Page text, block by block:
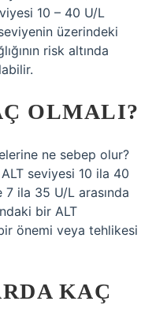
10 – 40 U/L
üzerindeki
risk altında
OLMALI?
ne sebep olur?
seviyesi 10 ila 40
7 ila 35 U/L arasında
bir ALT
önemi veya tehlikesi
KAÇ